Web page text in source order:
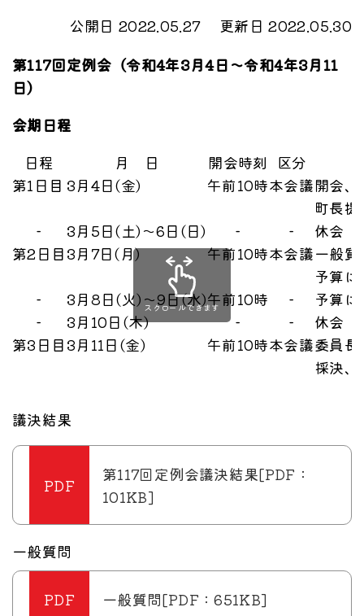
公開日 2022.05.27
更新日 2022.05.30
第117回定例会（令和4年3月4日～令和4年3月11
日）
会期日程
日程
月 日 開会時刻
区分
第1日目 3月4日(金) 午前10時本会議開会
町長
−
3月5日(土)～6日(日) − −
休会
第2日目3月7日(月) 午前10時本会議一般
予算
−
3月8日(火)～9日(水)午前10時 −
予算
−
3月10日(木) − −
休会
第3日目3月11日(金) 午前10時本会議委員
採決、
スクロールできます
議決結果
第117回定例会議決結果[PDF：
101KB]
一般質問
一般質問[PDF：651KB]